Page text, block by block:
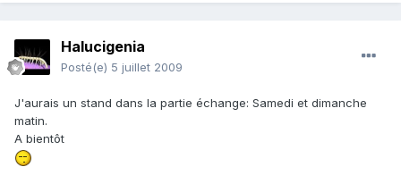
Halucigenia
Posté(e) 5 juillet 2009
J'aurais un stand dans la partie échange: Samedi et dimanche
matin.
A bientôt